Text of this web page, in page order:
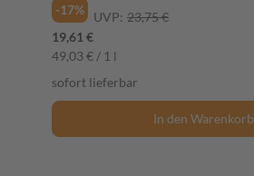
-17%
UVP: 23,75 €
19,61 €
49,03 € / 1 l
sofort lieferbar
In den Warenkorb